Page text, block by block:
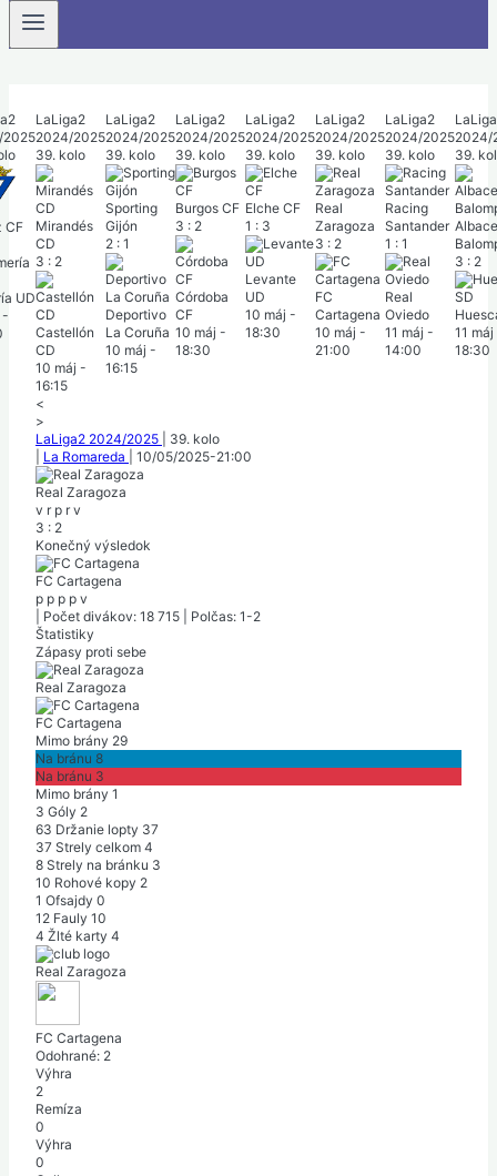
CF
UD
-
LaLiga2
2024/2025
39. kolo
Mirandés
CD
3 : 2
Castellón
CD
10 máj -
16:15
LaLiga2
2024/2025
39. kolo
Sporting
Gijón
2 : 1
Deportivo
La Coruña
10 máj -
16:15
LaLiga2
2024/2025
39. kolo
Burgos CF
3 : 2
Córdoba
CF
10 máj -
18:30
LaLiga2
2024/2025
39. kolo
Elche CF
1 : 3
Levante
UD
10 máj -
18:30
LaLiga2
2024/2025
39. kolo
Real
Zaragoza
3 : 2
FC
Cartagena
10 máj -
21:00
LaLiga2
2024/2025
39. kolo
Racing
Santander
1 : 1
Real
Oviedo
11 máj -
14:00
2024/
39.
3 : 2
11 máj
18:30
<
>
LaLiga2 2024/2025
39. kolo
La Romareda 10/05/2025-21:00
Real Zaragoza
v r p r v
3 : 2
Konečný výsledok
FC Cartagena
p p p p v
Počet divákov: 18 715
Polčas: 1-2
Štatistiky
Zápasy proti sebe
Real Zaragoza
FC Cartagena
Mimo brány 29
Na bránu 8
Na bránu 3
Mimo brány 1
3 Góly 2
63 Držanie lopty 37
37 Strely celkom 4
8 Strely na bránku 3
10 Rohové kopy 2
1 Ofsajdy 0
12 Fauly 10
4 Žlté karty 4
Real Zaragoza
FC Cartagena
Odohrané: 2
Výhra
2
Remíza
0
Výhra
0